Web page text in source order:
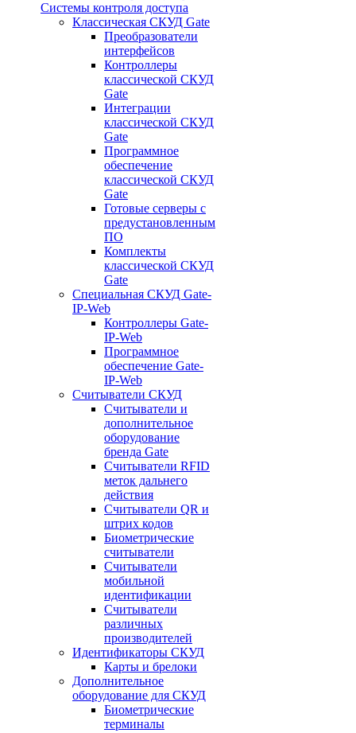
Системы контроля доступа
Классическая СКУД Gate
Преобразователи
интерфейсов
Контроллеры
классической СКУД
Gate
Интеграции
классической СКУД
Gate
Программное
обеспечение
классической СКУД
Gate
Готовые серверы с
предустановленным
ПО
Комплекты
классической СКУД
Gate
Специальная СКУД Gate-
IP-Web
Контроллеры Gate-
IP-Web
Программное
обеспечение Gate-
IP-Web
Считыватели СКУД
Считыватели и
дополнительное
оборудование
бренда Gate
Считыватели RFID
меток дальнего
действия
Считыватели QR и
штрих кодов
Биометрические
считыватели
Считыватели
мобильной
идентификации
Считыватели
различных
производителей
Идентификаторы СКУД
Карты и брелоки
Дополнительное
оборудование для СКУД
Биометрические
терминалы